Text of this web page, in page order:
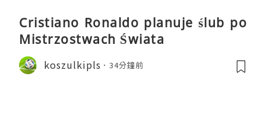
Cristiano Ronaldo planuje ślub po
Mistrzostwach Świata
koszulkipls 34分鐘前